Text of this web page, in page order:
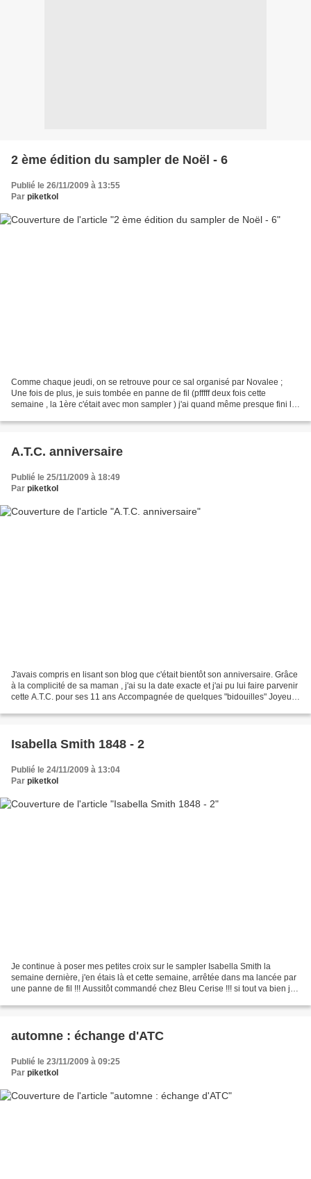
2 ème édition du sampler de Noël - 6
Publié le 26/11/2009 à 13:55
Par piketkol
Comme chaque jeudi, on se retrouve pour ce sal organisé par Novalee ;
Une fois de plus, je suis tombée en panne de fil (pfffff deux fois cette
semaine , la 1ère c'était avec mon sampler ) j'ai quand même presque fini la
A.T.C. anniversaire
Publié le 25/11/2009 à 18:49
Par piketkol
J'avais compris en lisant son blog que c'était bientôt son anniversaire. Grâce
à la complicité de sa maman , j'ai su la date exacte et j'ai pu lui faire parvenir
cette A.T.C. pour ses 11 ans Accompagnée de quelques "bidouilles" Joyeux
Isabella Smith 1848 - 2
Publié le 24/11/2009 à 13:04
Par piketkol
Je continue à poser mes petites croix sur le sampler Isabella Smith la
semaine dernière, j'en étais là et cette semaine, arrêtée dans ma lancée par
une panne de fil !!! Aussitôt commandé chez Bleu Cerise !!! si tout va bien je
automne : échange d'ATC
Publié le 23/11/2009 à 09:25
Par piketkol